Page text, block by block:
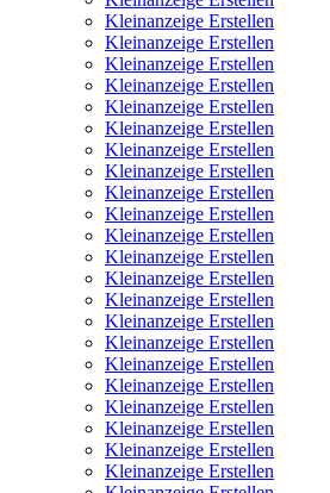
Kleinanzeige Erstellen
Kleinanzeige Erstellen
Kleinanzeige Erstellen
Kleinanzeige Erstellen
Kleinanzeige Erstellen
Kleinanzeige Erstellen
Kleinanzeige Erstellen
Kleinanzeige Erstellen
Kleinanzeige Erstellen
Kleinanzeige Erstellen
Kleinanzeige Erstellen
Kleinanzeige Erstellen
Kleinanzeige Erstellen
Kleinanzeige Erstellen
Kleinanzeige Erstellen
Kleinanzeige Erstellen
Kleinanzeige Erstellen
Kleinanzeige Erstellen
Kleinanzeige Erstellen
Kleinanzeige Erstellen
Kleinanzeige Erstellen
Kleinanzeige Erstellen